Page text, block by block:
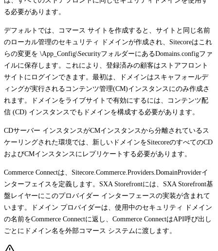
る必要があります。
デフォルトでは、コマース サイトを作成すると、サイトと同じ名前
のローカル管理のセキュリティ ドメインが作成され、Sitecoreはこれ
らの変更を \App_Config\SecurityフォルダーにあるDomains.configファ
イルに保存します。これにより、登録済みの顧客はストアフロント
サイトにログインできます。最初は、ドメインはスキャフォールデ
ィングが実行されるコンテンツ管理(CM)インスタンスにのみ作成さ
れます。ドメインをライブサイトで有効にするには、コンテンツ配
信 (CD) インスタンスでもドメインを構成する必要があります。
CDサーバー インスタンスがCMインスタンスから分離されているス
ケーリングされた環境では、新しいドメインをSitecoreのすべてのCD
およびCMインスタンスにレプリケートする必要があります。
Commerce Connectは、 Sitecore.Commerce.Providers.DomainProviderイ
ンターフェイスを定義します。SXA Storefrontには、SXA Storefront基
盤レイヤーにこのプロバイダー インターフェースの実装が含まれて
います。ドメイン プロバイダーは、使用中のセキュリティ ドメイン
の名前をCommerce Connectに返し、Commerce ConnectはAPI呼び出し
ごとにドメイン名を外部コマース システムに渡します。